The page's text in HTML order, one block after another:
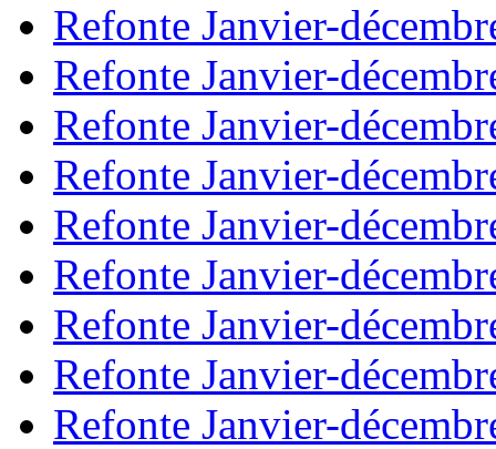
Refonte Janvier-
Refonte Janvier-
Refonte Janvier-
Refonte Janvier-
Refonte Janvier-
Refonte Janvier-
Refonte Janvier-
Refonte Janvier-
Refonte Janvier-